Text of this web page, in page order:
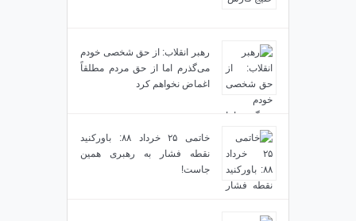
رهبر انقلاب: از حق شخصی خودم
می‌گذرم اما از حق مردم مطلقاً
اغماض نخواهم کرد
خاتمی ۲۵ خرداد ۸۸: باورکنید
نقطه فشار به رهبری همین
جاست!